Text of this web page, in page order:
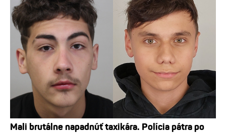
Mali brutálne napadnúť taxikára. Polícia pátra po